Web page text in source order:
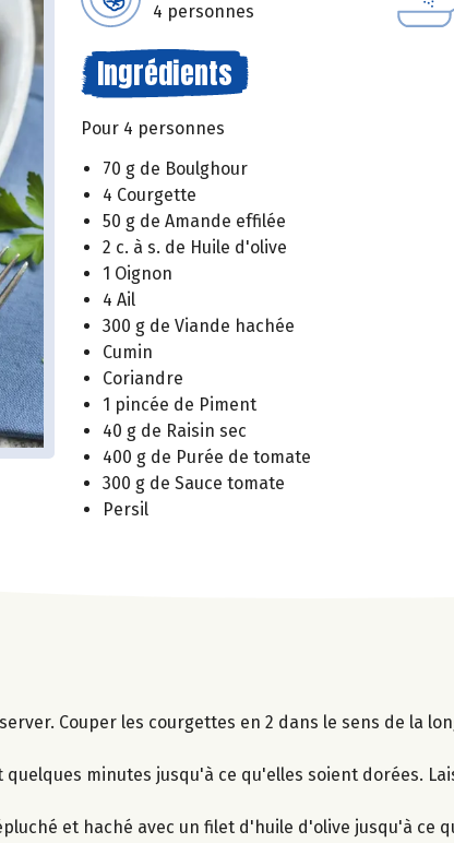
4 personnes
Ingrédients
Pour 4 personnes
70 g de Boulghour
4 Courgette
50 g de Amande effilée
2 c. à s. de Huile d'olive
1 Oignon
4 Ail
300 g de Viande hachée
Cumin
Coriandre
1 pincée de Piment
40 g de Raisin sec
400 g de Purée de tomate
300 g de Sauce tomate
Persil
Couper les courgettes en 2 dans le sens de la
quelques minutes jusqu'à ce qu'elles soient dorées.
et haché avec un filet d'huile d'olive jusqu'à ce